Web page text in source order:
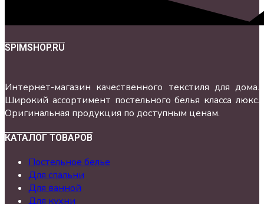
SPIMSHOP.RU
Интернет-магазин качественного текстиля для дома.
Широкий ассортимент постельного белья класса люкс.
Оригинальная продукция по доступным ценам.
КАТАЛОГ ТОВАРОВ
Постельное белье
Для спальни
Для ванной
Для кухни